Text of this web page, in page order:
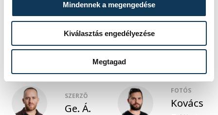
Mindennek a megengedése
Kiválasztás engedélyezése
Megtagad
jubileum
idősek
Völgyikút Idősek Otthona
SZERZŐ
Ge. Á.
FOTÓS
Kovács